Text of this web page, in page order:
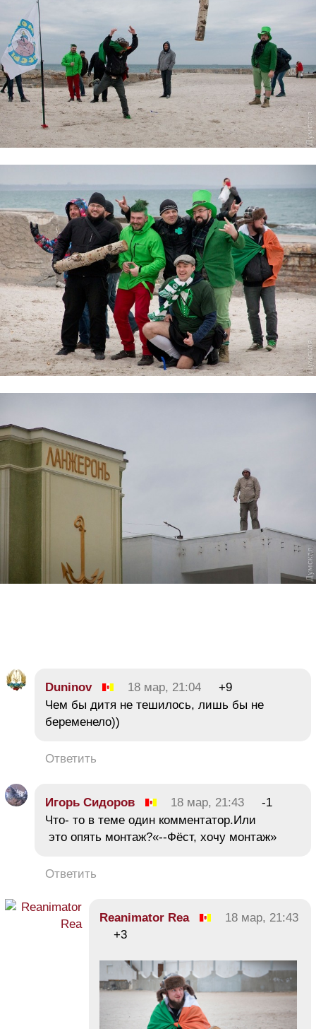
Duninov 18 мар, 21:04
+9
Чем бы дитя не тешилось, лишь бы не
беременело))
Ответить
Игорь Сидоров 18 мар, 21:43
-1
Что- то в теме один комментатор.Или
это опять монтаж?«--Фёст, хочу монтаж»
Ответить
Reanimator Rea
18 мар, 21:43
+3